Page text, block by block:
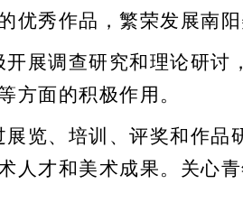
优秀作品，繁荣发展南阳
展调查研究和理论研讨
方面的积极作用。
览、培训、评奖和作品
人才和美术成果。关心